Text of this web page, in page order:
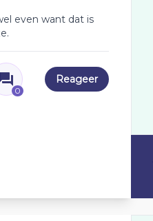
even want dat is
0
Reageer